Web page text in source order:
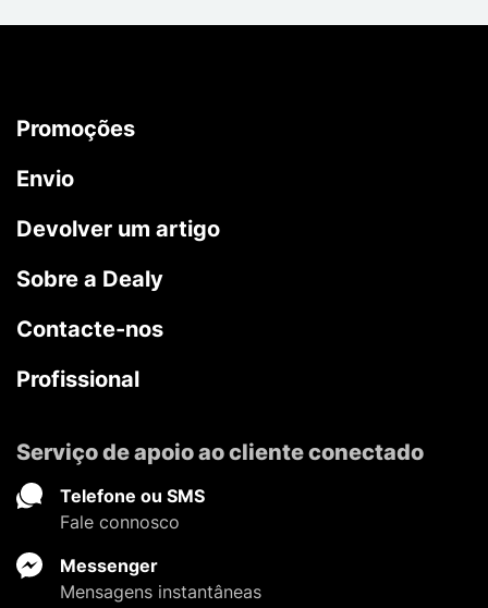
Promoções
Envio
Devolver um artigo
Sobre a Dealy
Contacte-nos
Profissional
Serviço de apoio ao cliente conectado
Telefone ou SMS
Fale connosco
Messenger
Mensagens instantâneas